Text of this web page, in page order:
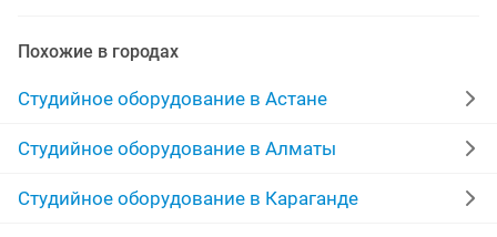
порт 500w 120w переноска
фотоаппараты фокусы сумка набор
видеосъемка вспышка плафон
Похожие в городах
Студийное оборудование в Астане
Студийное оборудование в Алматы
Студийное оборудование в Караганде